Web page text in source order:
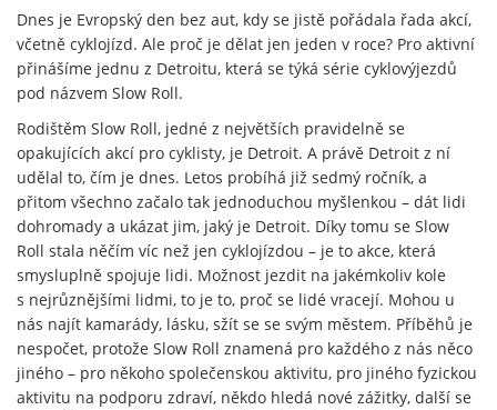
Dnes je Evropský den bez aut, kdy se jistě pořádala řada akcí,
včetně cyklojízd. Ale proč je dělat jen jeden v roce? Pro aktivní
přinášíme jednu z Detroitu, která se týká série cyklovýjezdů
pod názvem Slow Roll.
Rodištěm Slow Roll, jedné z největších pravidelně se
opakujících akcí pro cyklisty, je Detroit. A právě Detroit z ní
udělal to, čím je dnes. Letos probíhá již sedmý ročník, a
přitom všechno začalo tak jednoduchou myšlenkou – dát lidi
dohromady a ukázat jim, jaký je Detroit. Díky tomu se Slow
Roll stala něčím víc než jen cyklojízdou – je to akce, která
smysluplně spojuje lidi. Možnost jezdit na jakémkoliv kole
s nejrůznějšími lidmi, to je to, proč se lidé vracejí. Mohou u
nás najít kamarády, lásku, sžít se se svým městem. Příběhů je
nespočet, protože Slow Roll znamená pro každého z nás něco
jiného – pro někoho společenskou aktivitu, pro jiného fyzickou
aktivitu na podporu zdraví, někdo hledá nové zážitky, další se